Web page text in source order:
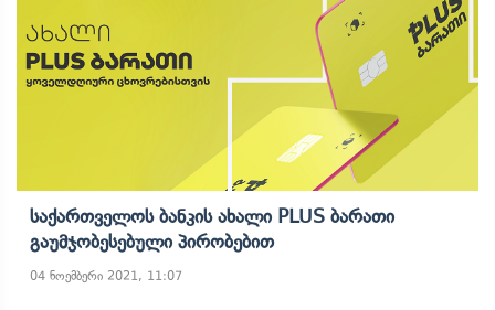
Საქართველოს Ბანკის Ახალი PLUS Ბარათი
Გაუმჯობესებული Პირობებით
04 ნოემბერი 2021, 11:07